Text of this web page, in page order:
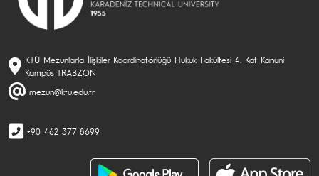
KTÜ Mezunlarla İlişkiler Koordinatörlüğü Hukuk Fakültesi 4. Kat Kanuni
Kampüs TRABZON
mezun@ktu.edu.tr
+90 462 377 8699